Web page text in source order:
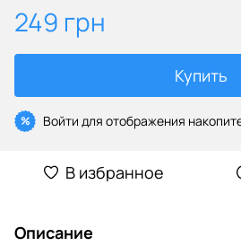
249 грн
Купить
% Войти для отображения
В избранное
Описание